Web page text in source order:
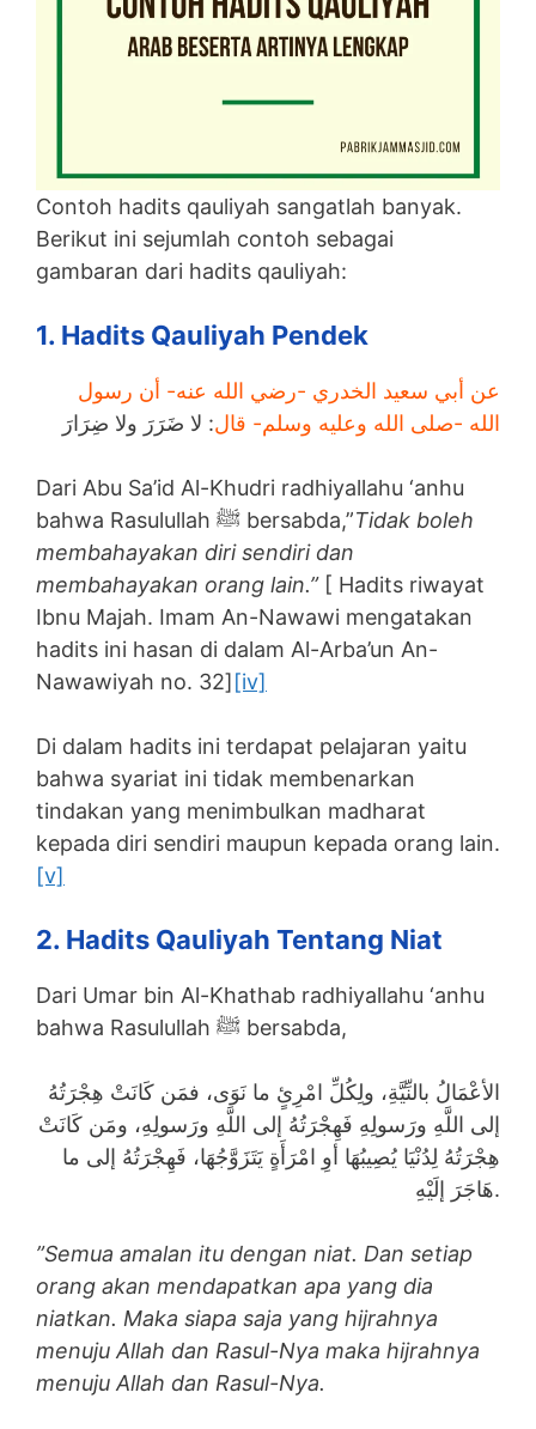
Contoh hadits qauliyah sangatlah banyak.
Berikut ini sejumlah contoh sebagai
gambaran dari hadits qauliyah:
1. Hadits Qauliyah Pendek
عن أبي سعيد الخدري -رضي الله عنه- أن رسول
الله -صلى الله وعليه وسلم- قال: لا ضَرَرَ ولا ضِرَارَ
Dari Abu Sa’id Al-Khudri radhiyallahu ‘anhu
bahwa Rasulullah ﷺ bersabda,”Tidak boleh
membahayakan diri sendiri dan
membahayakan orang lain.”[ Hadits riwayat
Ibnu Majah. Imam An-Nawawi mengatakan
hadits ini hasan di dalam Al-Arba’un An-
Nawawiyah no. 32][iv]
Di dalam hadits ini terdapat pelajaran yaitu
bahwa syariat ini tidak membenarkan
tindakan yang menimbulkan madharat
kepada diri sendiri maupun kepada orang lain.
[v]
2. Hadits Qauliyah Tentang Niat
Dari Umar bin Al-Khathab radhiyallahu ‘anhu
bahwa Rasulullah ﷺ bersabda,
الأعْمَالُ بالنِّيَّةِ، ولِكُلِّ امْرِئٍ ما نَوَى، فمَن كَانَتْ هِجْرَتُهُ
إلى اللَّهِ ورَسولِهِ فَهِجْرَتُهُ إلى اللَّهِ ورَسولِهِ، ومَن كَانَتْ
هِجْرَتُهُ لِدُنْيَا يُصِيبُهَا أوِ امْرَأَةٍ يَتَزَوَّجُهَا، فَهِجْرَتُهُ إلى ما
هَاجَرَ إلَيْهِ.
”Semua amalan itu dengan niat. Dan setiap
orang akan mendapatkan apa yang dia
niatkan. Maka siapa saja yang hijrahnya
menuju Allah dan Rasul-Nya maka hijrahnya
menuju Allah dan Rasul-Nya.